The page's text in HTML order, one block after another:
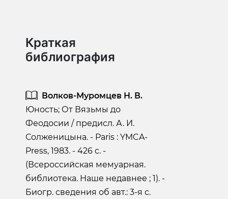
Краткая
библиография
Волков-Муромцев Н. В.
Юность; От Вязьмы до
Феодосии / предисл. А. И.
Солженицына. - Paris : YMCA-
Press, 1983. - 426 c. -
(Всероссийская мемуарная.
библиотека. Наше недавнее ; 1). -
Биогр. сведения об авт.: 3-я с.